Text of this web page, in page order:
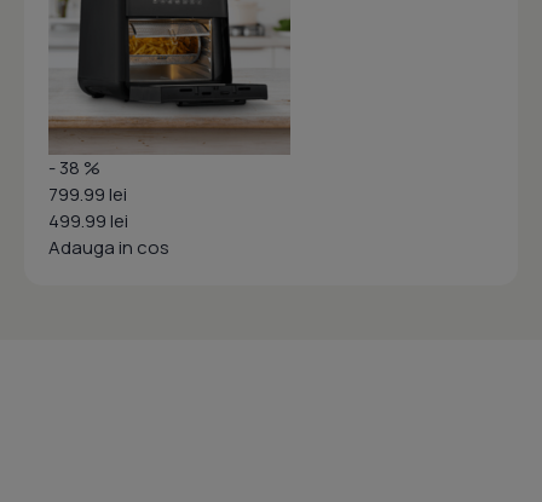
- 38 %
799.99 lei
499.99 lei
Adauga in cos